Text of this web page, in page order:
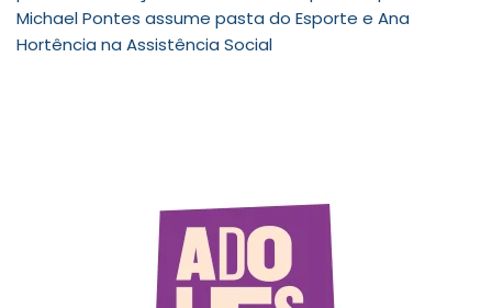
Michael Pontes assume pasta do Esporte e Ana
Hortência na Assistência Social